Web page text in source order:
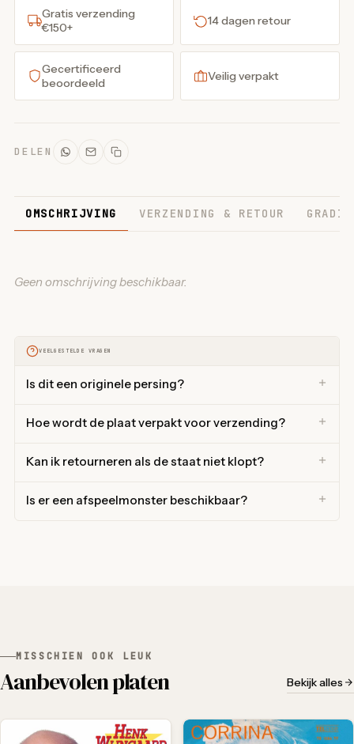
Gratis verzending
€150+
14 dagen retour
Gecertificeerd
beoordeeld
Veilig verpakt
DELEN
OMSCHRIJVING VERZENDING & RETOUR
Geen omschrijving beschikbaar.
VEELGESTELDE VRAGEN
Is dit een originele persing?
Hoe wordt de plaat verpakt voor verzending?
Kan ik retourneren als de staat niet klopt?
Is er een afspeelmonster beschikbaar?
MISSCHIEN OOK LEUK
Aanbevolen platen Bekijk alles